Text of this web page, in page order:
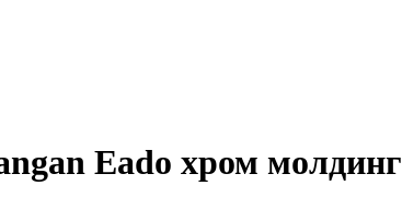
Eado хром молдинг